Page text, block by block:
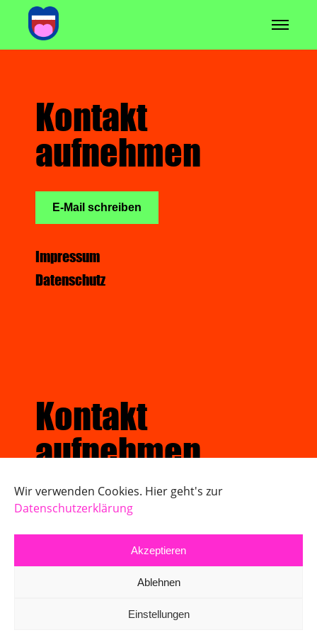
Wir verwenden Cookies. Hier geht's zur
Datenschutzerklärung
Akzeptieren
Ablehnen
Einstellungen
Kontakt
aufnehmen
E-Mail schreiben
Impressum
Datenschutz
Kontakt
aufnehmen
E-Mail schreiben